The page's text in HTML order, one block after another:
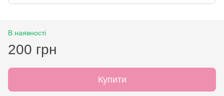
В наявності
200 грн
Купити